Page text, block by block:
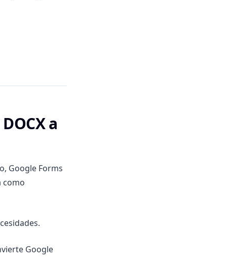
a
Google Forms
como
Google